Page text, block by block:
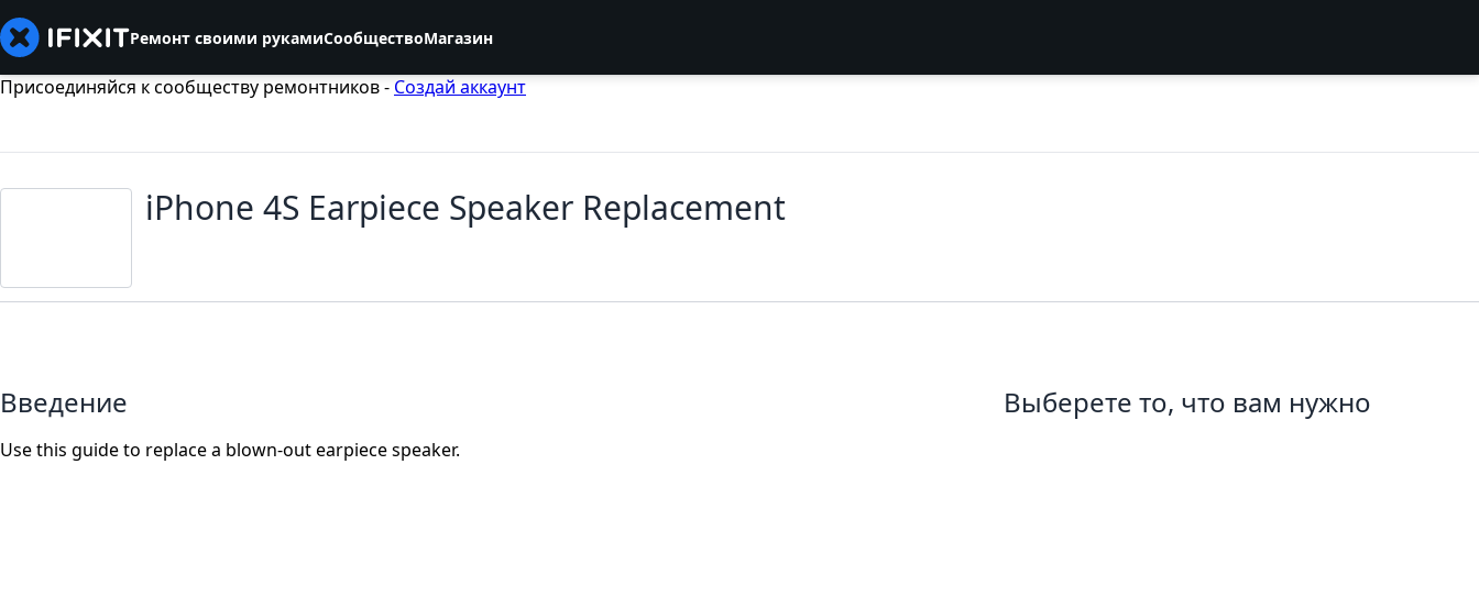
Ремонт своими рукамиСообществоМагазин
Присоединяйся к сообществу ремонтников - Создай аккаунт
iPhone 4S Earpiece Speaker Replacement
Введение
Use this guide to replace a blown-out earpiece speaker.
Выберете то, что вам нужно